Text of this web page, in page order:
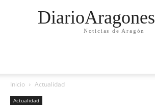
Noticias de Aragón
Inicio Actualidad
Actualidad